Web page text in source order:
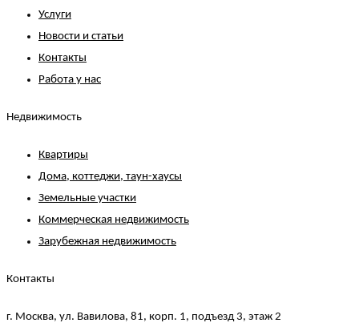
Услуги
Новости и статьи
Контакты
Работа у нас
Недвижимость
Квартиры
Дома, коттеджи, таун-хаусы
Земельные участки
Коммерческая недвижимость
Зарубежная недвижимость
Контакты
г. Москва, ул. Вавилова, 81, корп. 1, подъезд 3, этаж 2